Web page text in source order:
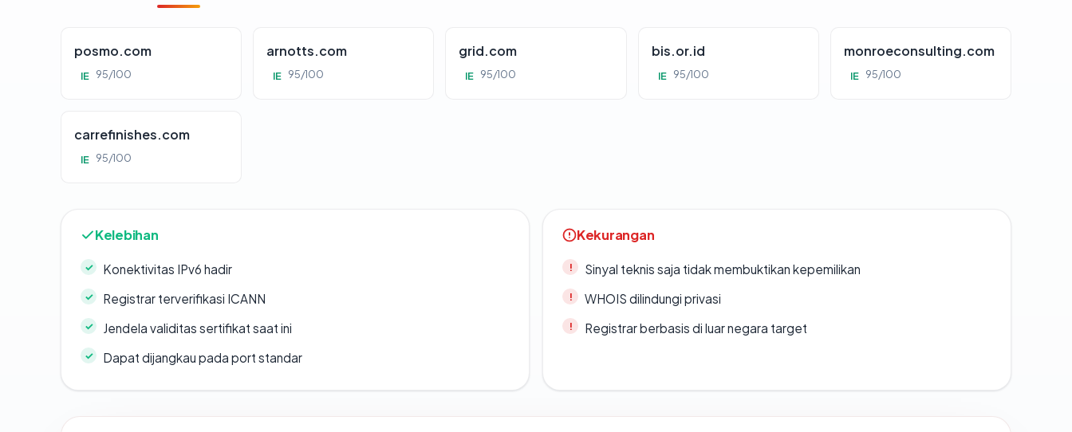
posmo.com
IE 95/100
arnotts.com
IE 95/100
grid.com
IE 95/100
bis.or.id
IE 95/100
monroeconsulting.com
IE 95/100
carrefinishes.com
IE 95/100
Kelebihan
Konektivitas IPv6 hadir
Registrar terverifikasi ICANN
Jendela validitas sertifikat saat ini
Dapat dijangkau pada port standar
Kekurangan
Sinyal teknis saja tidak membuktikan kepemilikan
WHOIS dilindungi privasi
Registrar berbasis di luar negara target